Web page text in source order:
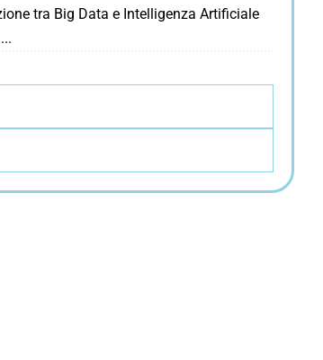
tra Big Data e Intelligenza Artificiale